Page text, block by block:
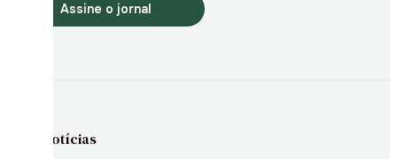
Assine o jornal
Notícias